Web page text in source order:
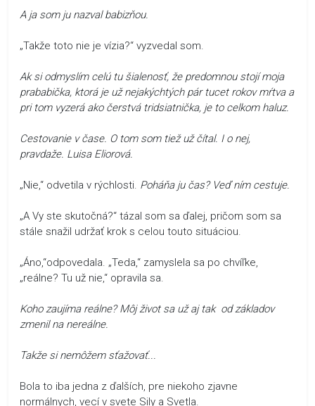
A ja som ju nazval babizňou.
„Takže toto nie je vízia?“ vyzvedal som.
Ak si odmyslím celú tu šialenosť, že predomnou stojí moja
prababička, ktorá je už nejakýchtých pár tucet rokov mŕtva a
pri tom vyzerá ako čerstvá tridsiatnička, je to celkom haluz.
Cestovanie v čase. O tom som tiež už čítal. I o nej,
pravdaže. Luisa Eliorová.
„Nie,“ odvetila v rýchlosti. Poháňa ju čas? Veď ním cestuje.
„A Vy ste skutočná?“ tázal som sa ďalej, pričom som sa
stále snažil udržať krok s celou touto situáciou.
„Áno,“odpovedala. „Teda,“ zamyslela sa po chvíľke,
„reálne? Tu už nie,“ opravila sa.
Koho zaujíma reálne? Môj život sa už aj tak od základov
zmenil na nereálne.
Takže si nemôžem sťažovať...
Bola to iba jedna z ďalších, pre niekoho zjavne
normálnych, vecí v svete Sily a Svetla.